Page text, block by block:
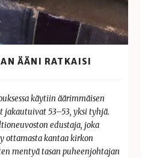
ÄÄNI RATKAISI
käytiin äärimmäisen
jakautuivat 53–53, yksi tyhjä.
edustaja, joka
ottamasta kantaa kirkon
mentyä tasan puheenjohtajan